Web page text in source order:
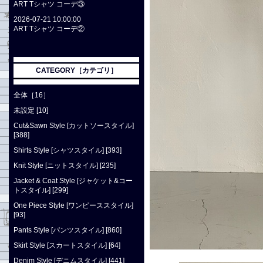
ART Tシャツ コーデ③
2026-07-21 10:00:00
ART Tシャツ コーデ②
CATEGORY［カテゴリ］
全体［16］
未設定 [10]
Cut&Sawn Style [カットソースタイル]
[388]
Shirts Style [シャツスタイル] [393]
Knit Style [ニットスタイル] [235]
Jacket & Coat Style [ジャケット&コー
トスタイル] [299]
One Piece Style [ワンピーススタイル]
[93]
Pants Style [パンツスタイル] [860]
Skirt Style [スカートスタイル] [64]
Denim Style [デニムスタイル] [441]